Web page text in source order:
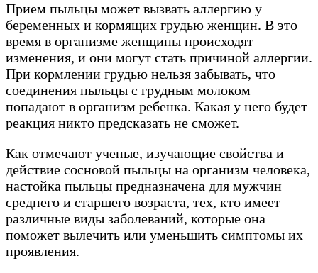
Прием пыльцы может вызвать аллергию у
беременных и кормящих грудью женщин. В это
время в организме женщины происходят
изменения, и они могут стать причиной аллергии.
При кормлении грудью нельзя забывать, что
соединения пыльцы с грудным молоком
попадают в организм ребенка. Какая у него будет
реакция никто предсказать не сможет.
Как отмечают ученые, изучающие свойства и
действие сосновой пыльцы на организм человека,
настойка пыльцы предназначена для мужчин
среднего и старшего возраста, тех, кто имеет
различные виды заболеваний, которые она
поможет вылечить или уменьшить симптомы их
проявления.